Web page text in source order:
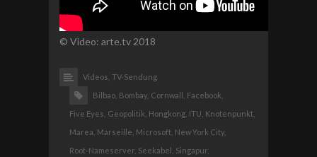
© Video: arte.tv 2018
Videos, TV-Sendung
Bilbao, Bombay, Cornwall,
Facebook,
Five Eyes, Geopolitik, Hongkong, ITU, Knotenpunkt,
Marea, Marseille, Microsoft, New York City,
Root-Nameserver, Seekabel,
Singapur,